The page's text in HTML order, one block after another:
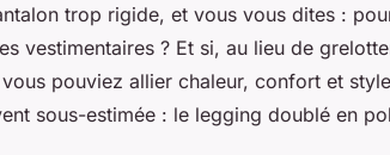
trop rigide, et vous vous dites :
vestimentaires ? Et si, au lieu de
pouviez allier chaleur, confort et
sous-estimée : le legging doublé en